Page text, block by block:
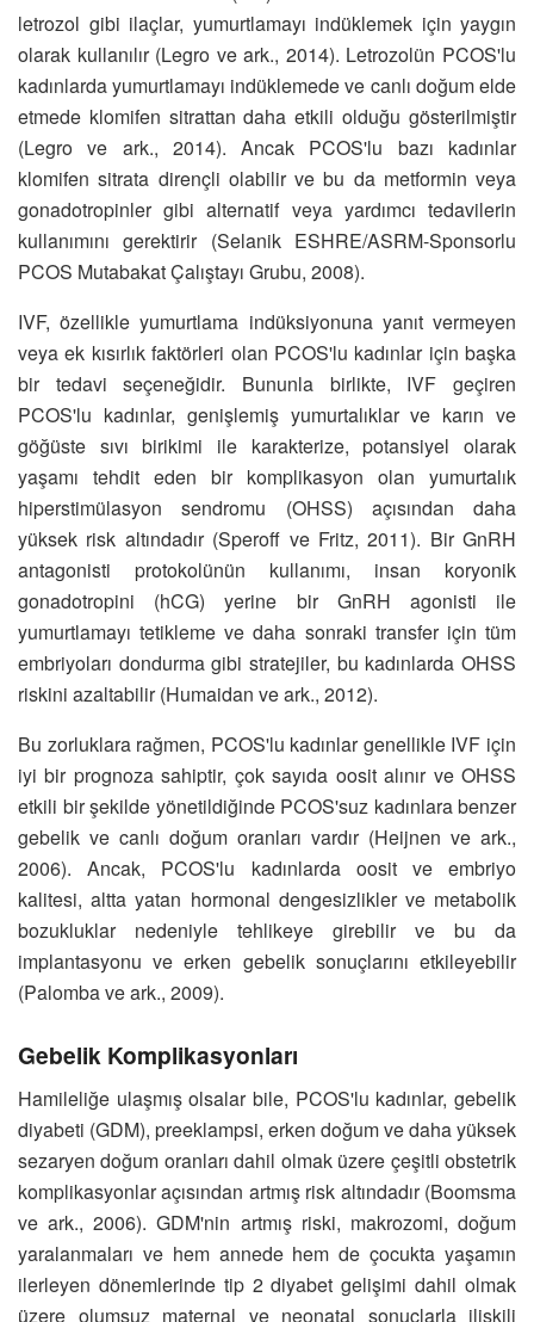
letrozol gibi ilaçlar, yumurtlamayı indüklemek için yaygın
olarak kullanılır (Legro ve ark., 2014). Letrozolün PCOS'lu
kadınlarda yumurtlamayı indüklemede ve canlı doğum elde
etmede klomifen sitrattan daha etkili olduğu gösterilmiştir
(Legro ve ark., 2014). Ancak PCOS'lu bazı kadınlar
klomifen sitrata dirençli olabilir ve bu da metformin veya
gonadotropinler gibi alternatif veya yardımcı tedavilerin
kullanımını gerektirir (Selanik ESHRE/ASRM-Sponsorlu
PCOS Mutabakat Çalıştayı Grubu, 2008).
IVF, özellikle yumurtlama indüksiyonuna yanıt vermeyen
veya ek kısırlık faktörleri olan PCOS'lu kadınlar için başka
bir tedavi seçeneğidir. Bununla birlikte, IVF geçiren
PCOS'lu kadınlar, genişlemiş yumurtalıklar ve karın ve
göğüste sıvı birikimi ile karakterize, potansiyel olarak
yaşamı tehdit eden bir komplikasyon olan yumurtalık
hiperstimülasyon sendromu (OHSS) açısından daha
yüksek risk altındadır (Speroff ve Fritz, 2011). Bir GnRH
antagonisti protokolünün kullanımı, insan koryonik
gonadotropini (hCG) yerine bir GnRH agonisti ile
yumurtlamayı tetikleme ve daha sonraki transfer için tüm
embriyoları dondurma gibi stratejiler, bu kadınlarda OHSS
riskini azaltabilir (Humaidan ve ark., 2012).
Bu zorluklara rağmen, PCOS'lu kadınlar genellikle IVF için
iyi bir prognoza sahiptir, çok sayıda oosit alınır ve OHSS
etkili bir şekilde yönetildiğinde PCOS'suz kadınlara benzer
gebelik ve canlı doğum oranları vardır (Heijnen ve ark.,
2006). Ancak, PCOS'lu kadınlarda oosit ve embriyo
kalitesi, altta yatan hormonal dengesizlikler ve metabolik
bozukluklar nedeniyle tehlikeye girebilir ve bu da
implantasyonu ve erken gebelik sonuçlarını etkileyebilir
(Palomba ve ark., 2009).
Gebelik Komplikasyonları
Hamileliğe ulaşmış olsalar bile, PCOS'lu kadınlar, gebelik
diyabeti (GDM), preeklampsi, erken doğum ve daha yüksek
sezaryen doğum oranları dahil olmak üzere çeşitli obstetrik
komplikasyonlar açısından artmış risk altındadır (Boomsma
ve ark., 2006). GDM'nin artmış riski, makrozomi, doğum
yaralanmaları ve hem annede hem de çocukta yaşamın
ilerleyen dönemlerinde tip 2 diyabet gelişimi dahil olmak
üzere olumsuz maternal ve neonatal sonuçlarla ilişkili